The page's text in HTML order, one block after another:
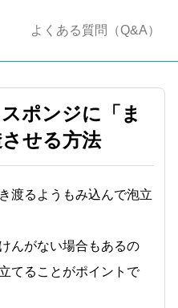
よくある質問（Q&A）
ポンジに「ま
せる方法
渡るようもみ込んで泡立
んがない場合もあるの
てることがポイントで